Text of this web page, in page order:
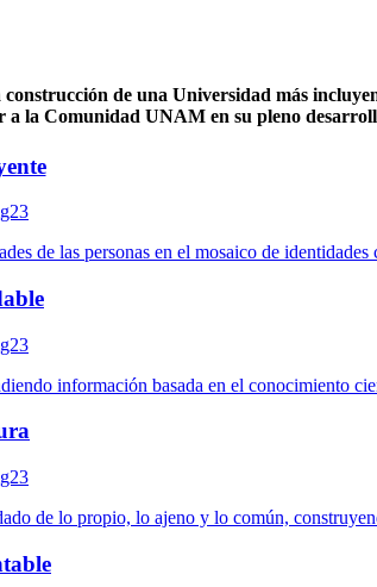
de una Universidad más
a la Comunidad UNAM en su pleno
de las personas en el mosaico de identidades
información basada en el conocimiento
de lo propio, lo ajeno y lo común,